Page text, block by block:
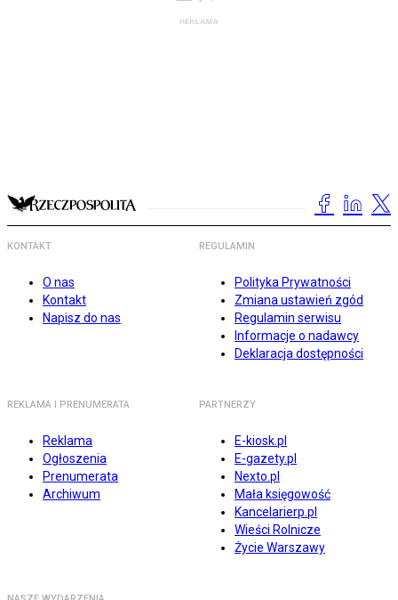
KONTAKT
O nas
Kontakt
Napisz do nas
REGULAMIN
Polityka Prywatności
Zmiana ustawień zgód
Regulamin serwisu
Informacje o nadawcy
Deklaracja dostępności
REKLAMA I PRENUMERATA
Reklama
Ogłoszenia
Prenumerata
Archiwum
PARTNERZY
E-kiosk.pl
E-gazety.pl
Nexto.pl
Mała księgowość
Kancelarierp.pl
Wieści Rolnicze
Życie Warszawy